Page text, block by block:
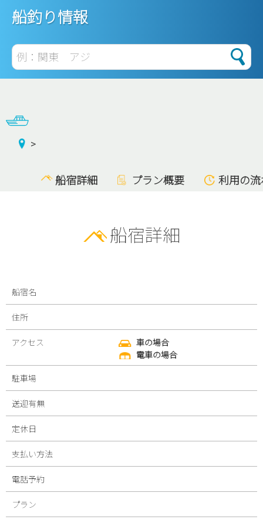
船釣り情報
船宿詳細 プラン概要 利用の
船宿詳細
船宿名
住所
アクセス
車の場合
電車の場合
駐車場
送迎有無
定休日
支払い方法
電話予約
プラン